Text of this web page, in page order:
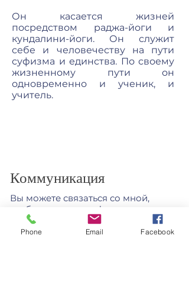
Он касается жизней
посредством раджа-йоги и
кундалини-йоги. Он служит
себе и человечеству на пути
суфизма и единства. По своему
жизненному пути он
одновременно и ученик, и
учитель.
Коммуникация
Вы можете связаться со мной,
чтобы получить информацию о
курсах.
Phone Email Facebook